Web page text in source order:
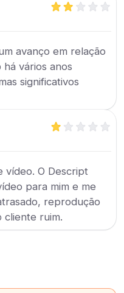
avanço em relação
vários anos
significativos
vídeo. O Descript
para mim e me
reprodução
cliente ruim.